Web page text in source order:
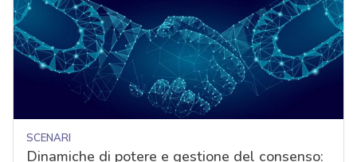
SCENARI
Dinamiche di potere e gestione del consenso: